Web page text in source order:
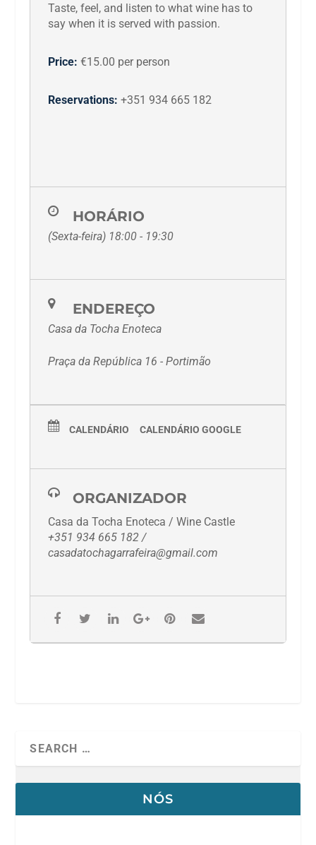
Taste, feel, and listen to what wine has to
say when it is served with passion.
Price: €15.00 per person
Reservations: +351 934 665 182
HORÁRIO
(Sexta-feira) 18:00 - 19:30
ENDEREÇO
Casa da Tocha Enoteca
Praça da República 16 - Portimão
CALENDÁRIO CALENDÁRIO GOOGLE
ORGANIZADOR
Casa da Tocha Enoteca / Wine Castle
+351 934 665 182 /
casadatochagarrafeira@gmail.com
NÓS